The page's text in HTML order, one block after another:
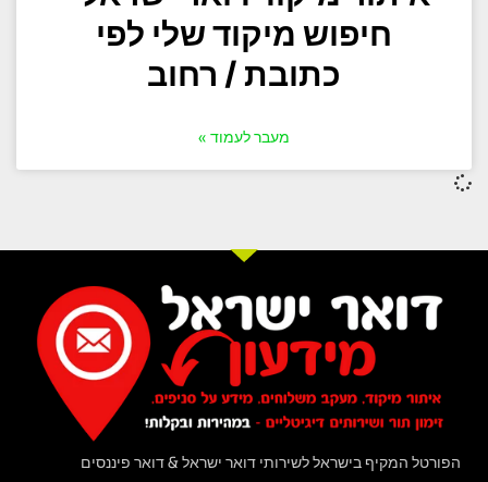
חיפוש מיקוד שלי לפי
כתובת / רחוב
מעבר לעמוד »
הפורטל המקיף בישראל לשירותי דואר ישראל & דואר פיננסים